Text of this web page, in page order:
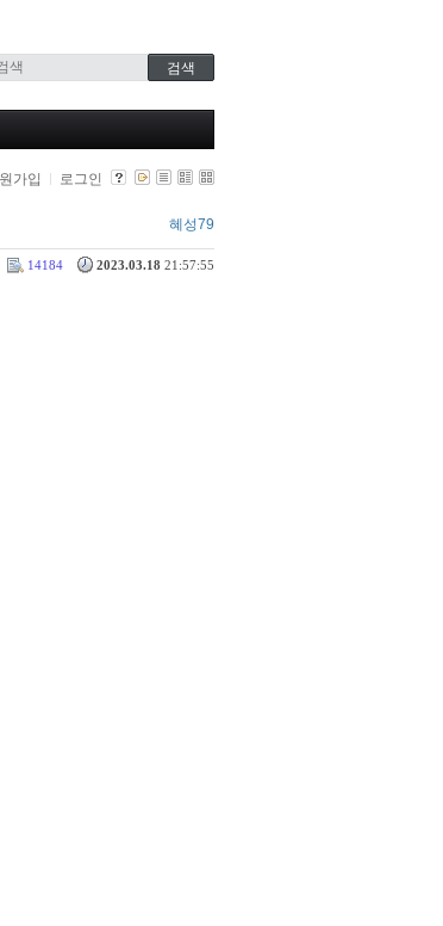
가입 로그인
혜성79
2023.03.18 21:57:55
14184